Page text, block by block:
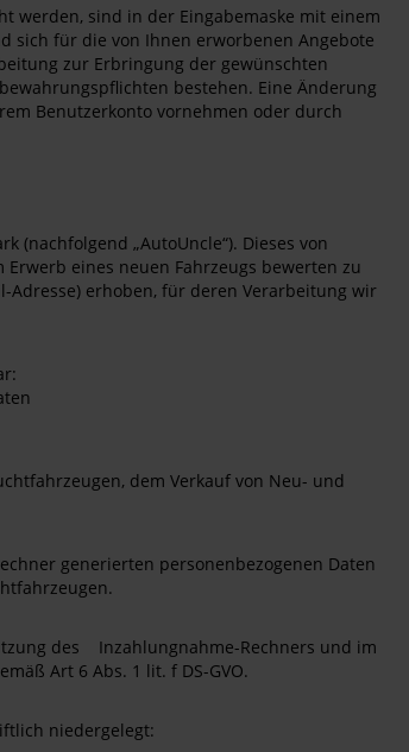
werden, sind in der Eingabemaske mit einem
sich für die von Ihnen erworbenen Angebote
zur Erbringung der gewünschten
bestehen. Eine Änderung
Benutzerkonto vornehmen oder durch
(nachfolgend „AutoUncle“). Dieses von
eines neuen Fahrzeugs bewerten zu
Adresse) erhoben, für deren Verarbeitung wir
dem Verkauf von Neu- und
generierten personenbezogenen Daten
des Inzahlungnahme-Rechners und im
Art 6 Abs. 1 lit. f DS-GVO.
niedergelegt: